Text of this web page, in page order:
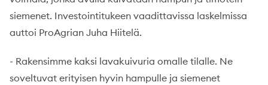
siemenet. Investointitukeen vaadittavissa laskelmissa
auttoi ProAgrian Juha Hiitelä.
- Rakensimme kaksi lavakuivuria omalle tilalle. Ne
soveltuvat erityisen hyvin hampulle ja siemenet